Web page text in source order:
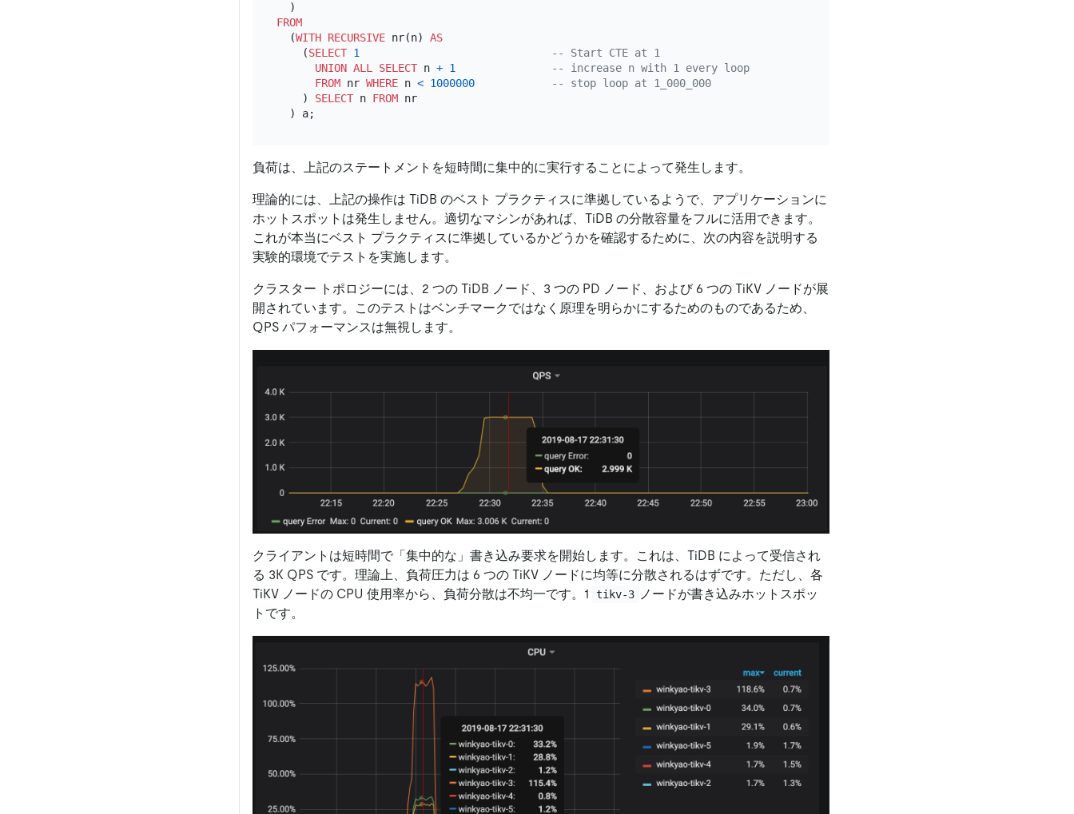
FROM
  (
WITH RECURSIVE nr(n) AS
    (
SELECT 1
-- Start CTE at 1
UNION ALL SELECT n + 1
-- increase n with 1 every loop
FROM nr WHERE n < 1000000
-- stop loop at 1_000_000
    )
SELECT n FROM nr
負荷は、上記のステートメントを短時間に集中的に実行することによって発生します。
理論的には、上記の操作は TiDB のベスト プラクティスに準拠しているようで、アプリケーションに
ホットスポットは発生しません。適切なマシンがあれば、TiDB の分散容量をフルに活用できます。
これが本当にベスト プラクティスに準拠しているかどうかを確認するために、次の内容を説明する
実験的環境でテストを実施します。
クラスター トポロジーには、2 つの TiDB ノード、3 つの PD ノード、および 6 つの TiKV ノードが展
開されています。このテストはベンチマークではなく原理を明らかにするためのものであるため、
QPS パフォーマンスは無視します。
クライアントは短時間で「集中的な」書き込み要求を開始します。これは、TiDB によって受信され
る 3K QPS です。理論上、負荷圧力は 6 つの TiKV ノードに均等に分散されるはずです。ただし、各
TiKV ノードの CPU 使用率から、負荷分散は不均一です。1
tikv-3 ノードが書き込みホットスポッ
トです。